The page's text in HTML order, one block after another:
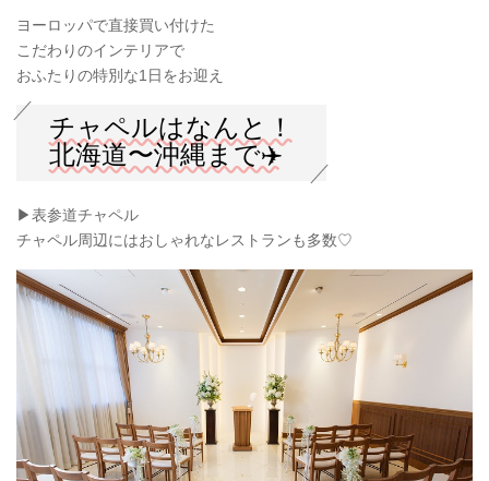
ヨーロッパで直接買い付けた
こだわりのインテリアで
おふたりの特別な1日をお迎え
チャペルはなんと！
北海道〜沖縄まで✈️
▶︎表参道チャペル
チャペル周辺にはおしゃれなレストランも多数♡